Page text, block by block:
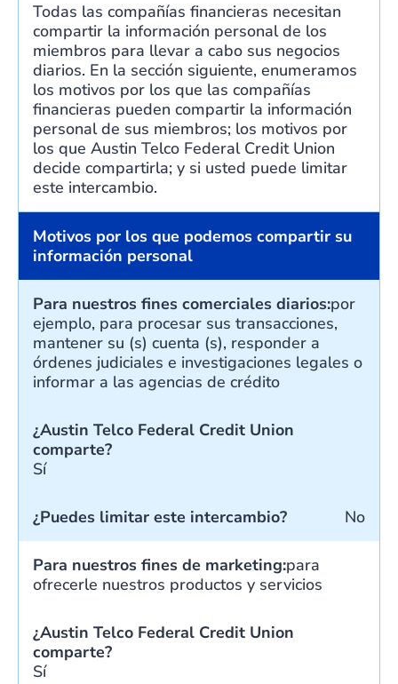
Todas las compañías financieras necesitan
compartir la información personal de los
miembros para llevar a cabo sus negocios
diarios. En la sección siguiente, enumeramos
los motivos por los que las compañías
financieras pueden compartir la información
personal de sus miembros; los motivos por
los que Austin Telco Federal Credit Union
decide compartirla; y si usted puede limitar
este intercambio.
Motivos por los que podemos compartir su
información personal
Para nuestros fines comerciales diarios:por
ejemplo, para procesar sus transacciones,
mantener su (s) cuenta (s), responder a
órdenes judiciales e investigaciones legales o
informar a las agencias de crédito
¿Austin Telco Federal Credit Union
comparte?
Sí
¿Puedes limitar este intercambio? No
Para nuestros fines de marketing:para
ofrecerle nuestros productos y servicios
¿Austin Telco Federal Credit Union
comparte?
Sí